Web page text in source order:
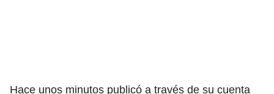
Hace unos minutos publicó a través de su cuenta